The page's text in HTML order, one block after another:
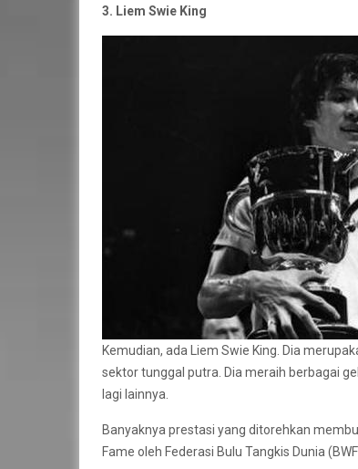
3. Liem Swie King
Kemudian, ada Liem Swie King. Dia
sektor tunggal putra. Dia meraih berbagai
lagi lainnya.
Banyaknya prestasi yang ditorehkan
Fame oleh Federasi Bulu Tangkis Dunia